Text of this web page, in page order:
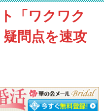
「ワクワク
問点を速攻